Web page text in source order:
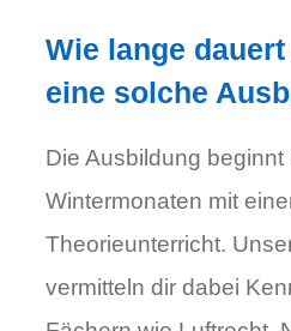
Wie lange
eine solche
Die Ausbildung
Wintermonaten mit
Theorieunterricht.
vermitteln dir dabei